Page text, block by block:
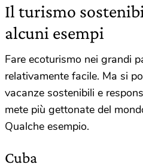
Il turismo
alcuni esempi
Fare ecoturismo nei grandi
relativamente facile. Ma si
vacanze sostenibili e
mete più gettonate del
Qualche esempio.
Cuba